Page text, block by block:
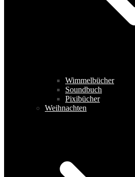
Wimmelbücher
Soundbuch
Pixibücher
Weihnachten